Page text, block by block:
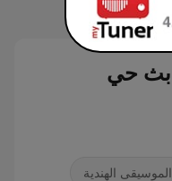
الموسيقى الهندية